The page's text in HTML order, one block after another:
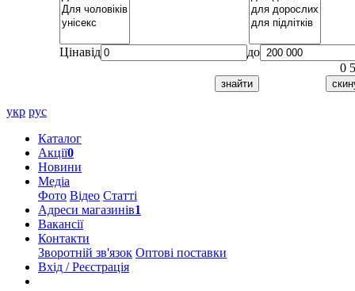
Цінавід
до
0
укр рус
Каталог
Акції0
Новини
Медіа
Фото Відео Статті
Адреси магазинів1
Вакансії
Контакти
Зворотній зв'язок Оптові поставки
Вхід / Реєстрація